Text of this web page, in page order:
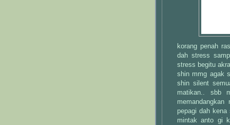
korang penah
dah stress
stress begitu
shin mmg agak
shin silent
matikan.. sbb
pepagi dah
mintak anto gi